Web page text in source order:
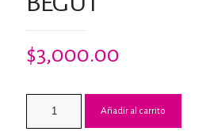
$3,000.00
Añadir al carrito